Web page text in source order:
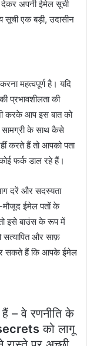
देकर अपनी ईमेल सूची
एक बड़ी, उदासीन
महत्वपूर्ण है। यदि
प्रभावशीलता की
करके आप इस बात को
के साथ कैसे
करते हैं तो आपको पता
फर्क डाल रहे हैं।
दरें और सदस्यता
मौजूद ईमेल पतों के
इसे बाउंस के रूप में
और साफ़
सकते हैं कि आपके ईमेल
– वे रणनीति के
को लागू